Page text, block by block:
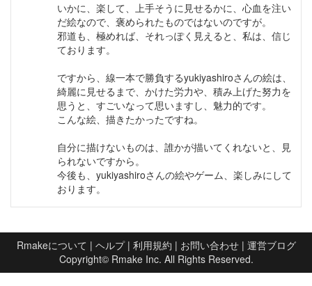
いかに、楽して、上手そうに見せるかに、心血を注い
だ絵なので、褒められたものではないのですが。
邪道も、極めれば、それっぽく見えると、私は、信じ
ております。
ですから、線一本で勝負するyukiyashiroさんの絵は、
綺麗に見せるまで、かけた労力や、積み上げた努力を
思うと、すごいなって思いますし、魅力的です。
こんな絵、描きたかったですね。
自分に描けないものは、誰かが描いてくれないと、見
られないですから。
今後も、yukiyashiroさんの絵やゲーム、楽しみにして
おります。
Rmakeについて | ヘルプ| 利用規約 | お問い合わせ| 運営ブログ
Copyright© Rmake Inc. All Rights Reserved.